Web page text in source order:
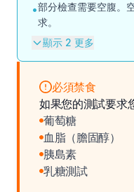
•部分檢查需要空腹。
求。
顯示 2 更多
必須禁食
如果您的測試要求
葡萄糖
血脂（膽固醇）
胰島素
乳糖測試